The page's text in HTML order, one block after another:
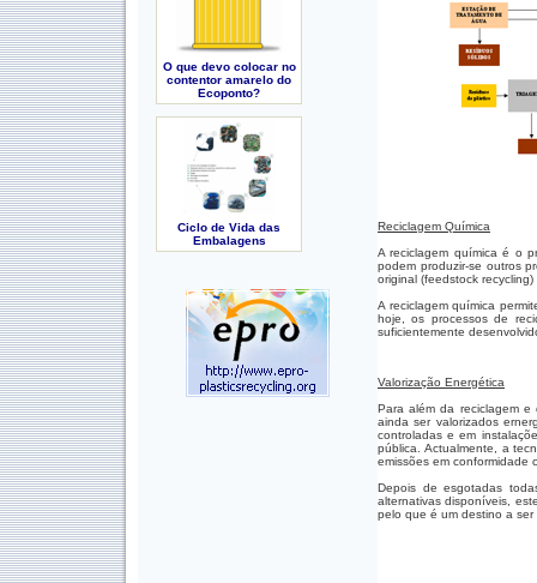
O que devo colocar no
contentor amarelo do
Ecoponto?
Ciclo de Vida das
Embalagens
Reciclagem Química
A reciclagem química é o
podem produzir-se outros
original (feedstock
A reciclagem química
hoje, os processos de
suficientemente
Valorização Energética
Para além da reciclagem
ainda ser valorizados
controladas e em
pública. Actualmente, a
emissões em conformidade
Depois de esgotadas
alternativas disponíveis,
pelo que é um destino a